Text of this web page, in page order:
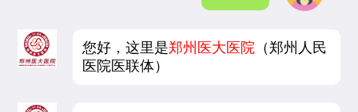
您好，这里是郑州医大医院 （郑州人民
医院医联体）